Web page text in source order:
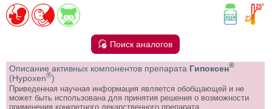
Поиск аналогов
Описание активных компонентов препарата Гипоксен®
(Hypoxen®)
Приведенная научная информация является обобщающей и не
может быть использована для принятия решения о возможности
применения конкретного лекарственного препарата.